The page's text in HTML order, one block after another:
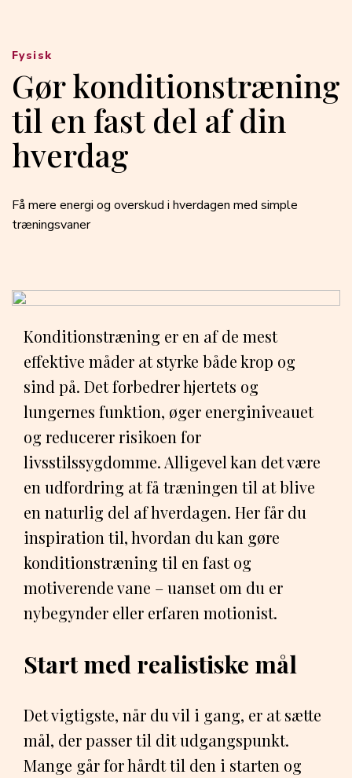
Gør konditionstræning
til en fast del af din
hverdag
Få mere energi og overskud i hverdagen med simple
træningsvaner
Fysisk
Konditionstræning er en af de mest
effektive måder at styrke både krop og
sind på. Det forbedrer hjertets og
lungernes funktion, øger energiniveauet
og reducerer risikoen for
livsstilssygdomme. Alligevel kan det være
en udfordring at få træningen til at blive
en naturlig del af hverdagen. Her får du
inspiration til, hvordan du kan gøre
konditionstræning til en fast og
motiverende vane – uanset om du er
nybegynder eller erfaren motionist.
Start med realistiske mål
Det vigtigste, når du vil i gang, er at sætte
mål, der passer til dit udgangspunkt.
Mange går for hårdt til den i starten og